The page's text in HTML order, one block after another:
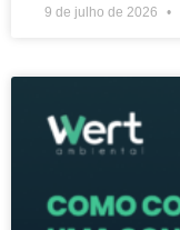
9 de julho de 2026